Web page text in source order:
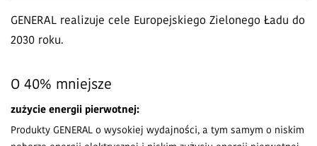
GENERAL realizuje cele Europejskiego Zielonego Ładu do
2030 roku.
O 40% mniejsze
zużycie energii pierwotnej:
Produkty GENERAL o wysokiej wydajności, a tym samym o niskim